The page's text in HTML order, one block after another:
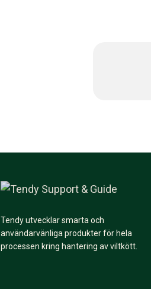
Tendy utvecklar smarta och
användarvänliga produkter för hela
processen kring hantering av viltkött.